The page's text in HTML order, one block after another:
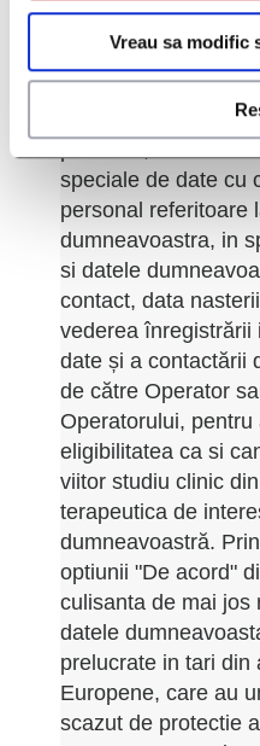
Vreau sa modific
("Operator"),
DOC PRO, a datelor
dumneavoastra cu
speciale de date cu
personal referitoare
dumneavoastra, in
si datele
contact, data
vederea înregistrării
date și a contactării
de către Operator
Operatorului, pentru
eligibilitatea ca si
viitor studiu clinic
terapeutica de
dumneavoastră.
optiunii "De acord"
culisanta de mai jos
datele
prelucrate in tari din
Europene, care au
scazut de protectie